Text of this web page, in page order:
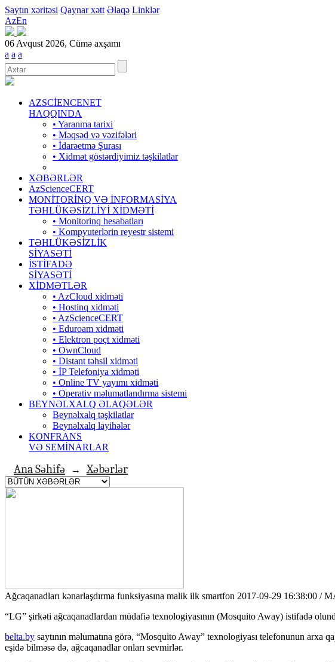
Saytın xəritəsi Qaynar xətt Əlaqə Linklər
AzEn
06 Avqust 2026, Cümə axşamı
a a a
AZSCİENCENET
HAQQINDA
• Yaranma tarixi
• Məqsəd və vəzifələri
• İdarəetmə Şurası
• Xidmət göstərdiyimiz təşkilatlar
XƏBƏRLƏR
AzScienceCERT
MONİTORİNQ VƏ İNFORMASİYA
TƏHLÜKƏSİZLİYİ XİDMƏTİ
• Monitorinq hesabatları
• Kompyuterlərin reyestr sistemi
TƏHLÜKƏSİZLİK
SİYASƏTİ
İSTİFADƏ
SİYASƏTİ
XİDMƏTLƏR
• AzCloud xidməti
• Hostinq xidməti
• AzScienceCERT
• Eduroam xidməti
• Elektron poçt xidməti
• OwnCloud
• Distant təhsil xidməti
• İP Telefoniya xidməti
• Оnline TV yayımı xidməti
• Operativ məlumatlandırma sistemi
BEYNƏLXALQ ƏLAQƏLƏR
Beynəlxalq təşkilatlar
Beynəlxalq layihələr
KONFRANS
VƏ SEMİNARLAR
Ana Səhifə → Xəbərlər
Ağcaqanadları kənarlaşdırma funksiyasına malik ilk smartfon 2017-09-29 16:38:00 /
“LG” şirkəti ağcaqanadlardan müdafiə texnologiyasının (Mosquito Away) istifadə
belta.by saytının məlumatına görə, “Mosquito Away” texnologiyası telefonunun arxa
eşidə bilməsə də, ağcaqanadlar onları sevmirlər.